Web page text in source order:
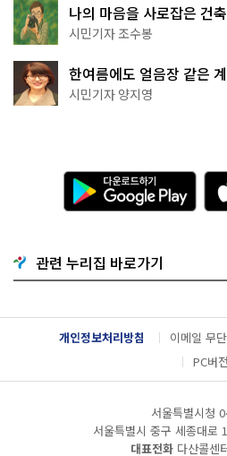
나의 마음을 사로잡은 건
상작 공개!
시민기자 조수봉
한여름에도 얼음장 같은
천국이네~
시민기자 양지영
다
운
로
기
G
o
g
l
e
관련 누리집 바로가기
개인정보처리방침 이메일 무
PC버전
서울특별시청
서울특별시 중구 세종대로
대표전화 다산콜센